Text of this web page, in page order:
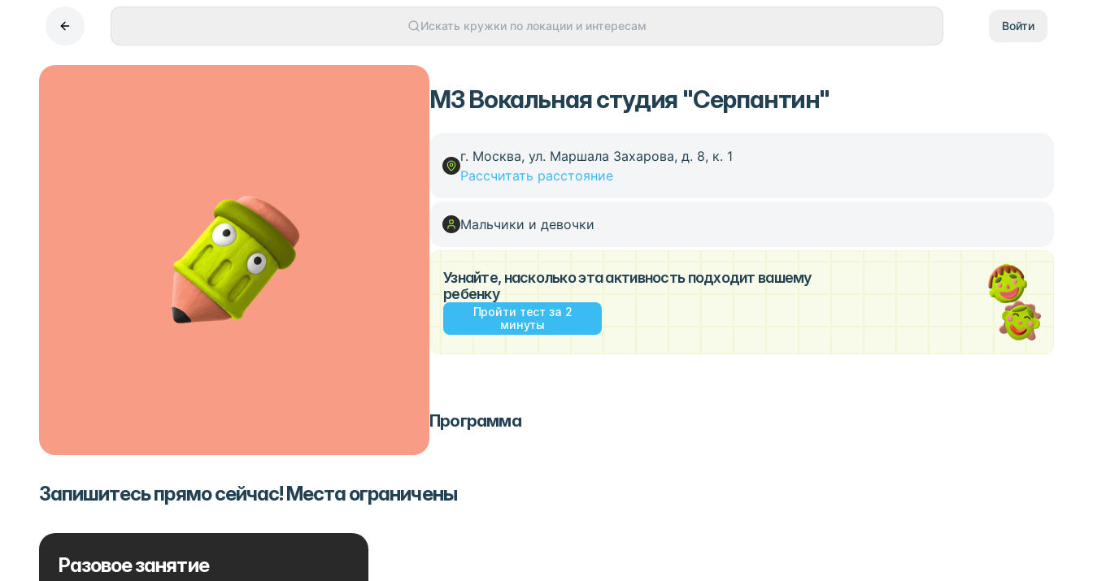
Искать кружки по локации и интересам Войти
МЗ Вокальная студия "Серпантин"
г. Москва, ул. Маршала Захарова, д. 8, к. 1
Рассчитать расстояние
Мальчики и девочки
Узнайте, насколько эта активность подходит вашему
ребенку
Пройти тест за 2
минуты
Программа
Запишитесь прямо сейчас! Места ограничены
Разовое занятие